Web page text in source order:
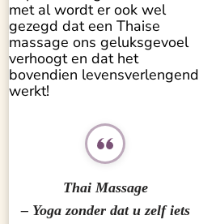
met al wordt er ook wel
gezegd dat een Thaise
massage ons geluksgevoel
verhoogt en dat het
bovendien levensverlengend
werkt!
Thai Massage
– Yoga zonder dat u zelf iets